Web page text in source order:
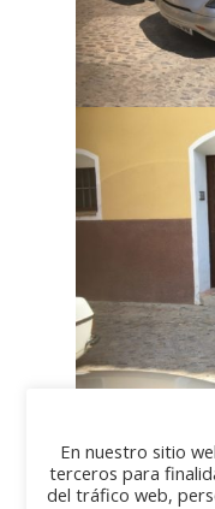
En nuestro sitio
terceros para
del tráfico web,